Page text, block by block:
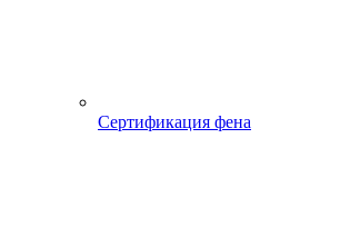
Сертификация фена